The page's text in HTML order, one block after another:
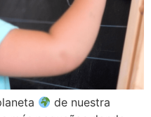
de nuestra